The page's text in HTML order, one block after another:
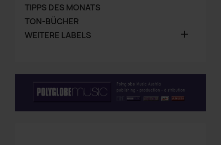
TIPPS DES MONATS
TON-BÜCHER
WEITERE LABELS
